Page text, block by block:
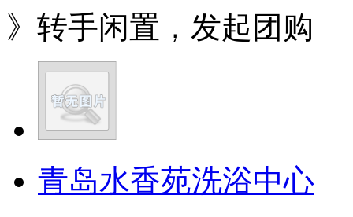
》转手闲置，发起团购
青岛水香苑洗浴中心